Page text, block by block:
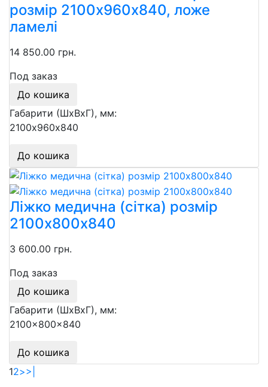
розмір 2100х960х840, ложе
ламелі
14 850.00 грн.
Под заказ
До кошика
Габарити (ШхВхГ), мм:
2100х960х840
До кошика
Ліжко медична (сітка) розмір
2100х800х840
3 600.00 грн.
Под заказ
До кошика
Габарити (ШхВхГ), мм:
2100x800x840
До кошика
12>>|